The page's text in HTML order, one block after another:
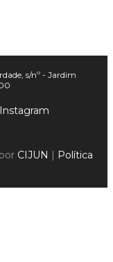
s/nº - Jardim
Instagram
CIJUN | Política